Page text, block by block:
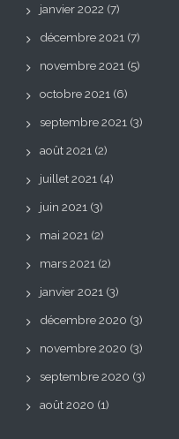
janvier 2022 (7)
décembre 2021 (7)
novembre 2021 (5)
octobre 2021 (6)
septembre 2021 (3)
août 2021 (2)
juillet 2021 (4)
juin 2021 (3)
mai 2021 (2)
mars 2021 (2)
janvier 2021 (3)
décembre 2020 (3)
novembre 2020 (3)
septembre 2020 (3)
août 2020 (1)